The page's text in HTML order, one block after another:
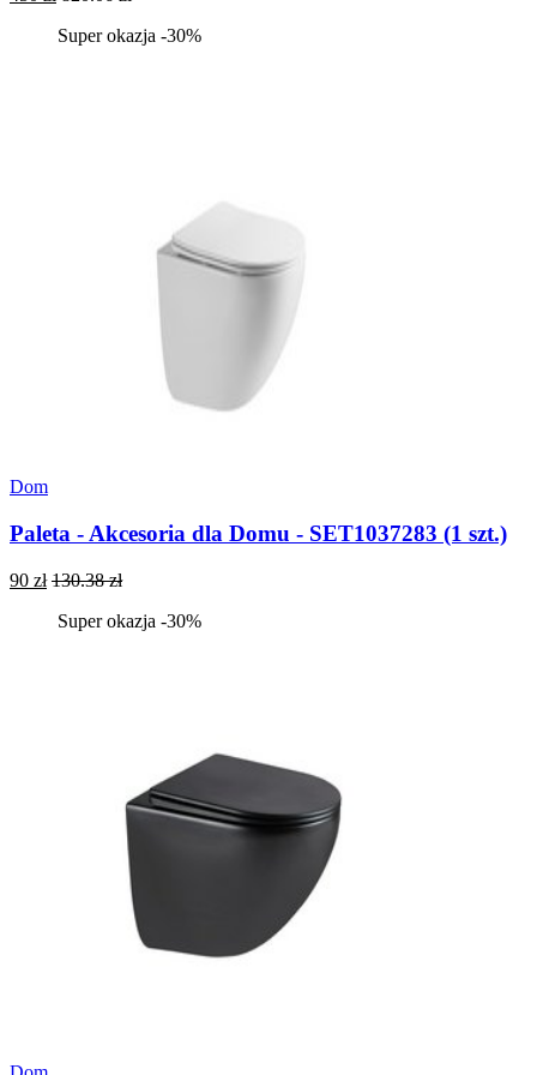
Super okazja -30%
Dom
Paleta - Akcesoria dla Domu - SET1037283 (1 szt.)
90 zł 130.38 zł
Super okazja -30%